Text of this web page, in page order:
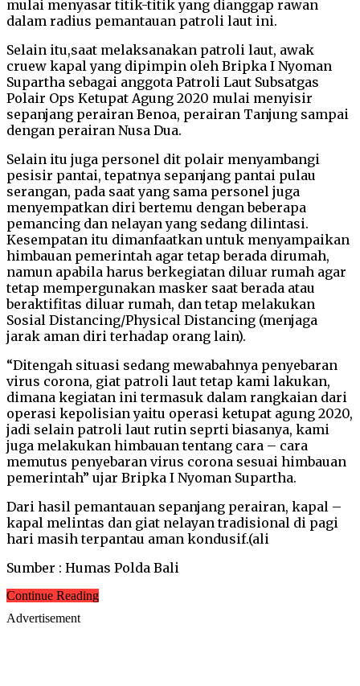
mulai menyasar titik-titik yang dianggap rawan
dalam radius pemantauan patroli laut ini.
Selain itu,saat melaksanakan patroli laut, awak
cruew kapal yang dipimpin oleh Bripka I Nyoman
Supartha sebagai anggota Patroli Laut Subsatgas
Polair Ops Ketupat Agung 2020 mulai menyisir
sepanjang perairan Benoa, perairan Tanjung sampai
dengan perairan Nusa Dua.
Selain itu juga personel dit polair menyambangi
pesisir pantai, tepatnya sepanjang pantai pulau
serangan, pada saat yang sama personel juga
menyempatkan diri bertemu dengan beberapa
pemancing dan nelayan yang sedang dilintasi.
Kesempatan itu dimanfaatkan untuk menyampaikan
himbauan pemerintah agar tetap berada dirumah,
namun apabila harus berkegiatan diluar rumah agar
tetap mempergunakan masker saat berada atau
beraktifitas diluar rumah, dan tetap melakukan
Sosial Distancing/Physical Distancing (menjaga
jarak aman diri terhadap orang lain).
“Ditengah situasi sedang mewabahnya penyebaran
virus corona, giat patroli laut tetap kami lakukan,
dimana kegiatan ini termasuk dalam rangkaian dari
operasi kepolisian yaitu operasi ketupat agung 2020,
jadi selain patroli laut rutin seprti biasanya, kami
juga melakukan himbauan tentang cara – cara
memutus penyebaran virus corona sesuai himbauan
pemerintah” ujar Bripka I Nyoman Supartha.
Dari hasil pemantauan sepanjang perairan, kapal –
kapal melintas dan giat nelayan tradisional di pagi
hari masih terpantau aman kondusif.(ali
Sumber : Humas Polda Bali
Continue Reading
Advertisement